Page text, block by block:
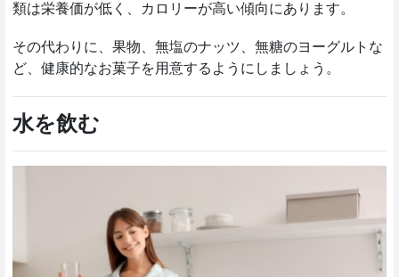
類は栄養価が低く、カロリーが高い傾向にあります。
その代わりに、果物、無塩のナッツ、無糖のヨーグルトな
ど、健康的なお菓子を用意するようにしましょう。
水を飲む